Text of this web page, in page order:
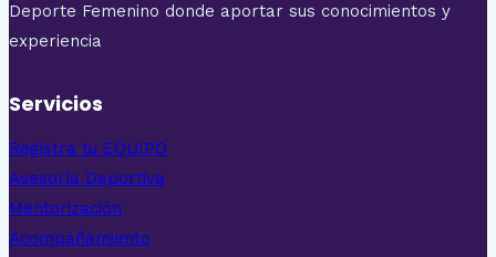
Deporte Femenino donde aportar sus conocimientos y
experiencia
Servicios
Registra tu EQUIPO
Asesoría Deportiva
Mentorización
Acompañamiento